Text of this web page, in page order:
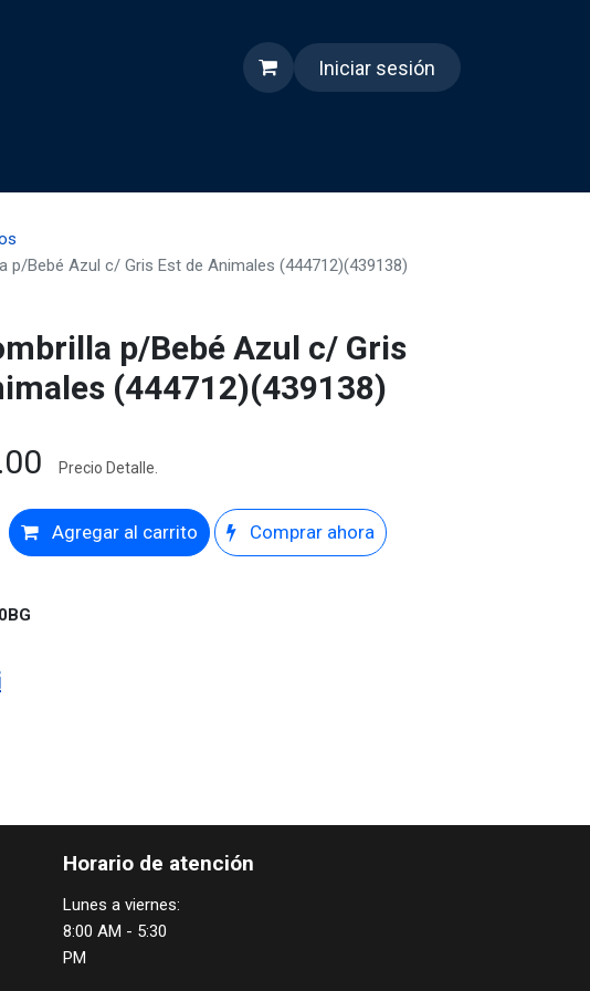
Iniciar sesión
p/Bebé Azul c/ Gris Est de Animales (444712)(439138)
p/Bebé Azul c/ Gris
(444712)(439138)
Precio Detalle.
Agregar al carrito Comprar ahora
Horario de atención
Lunes a viernes:
8:00 AM - 5:30
PM